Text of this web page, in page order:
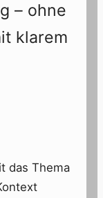
– ohne
klarem
das Thema